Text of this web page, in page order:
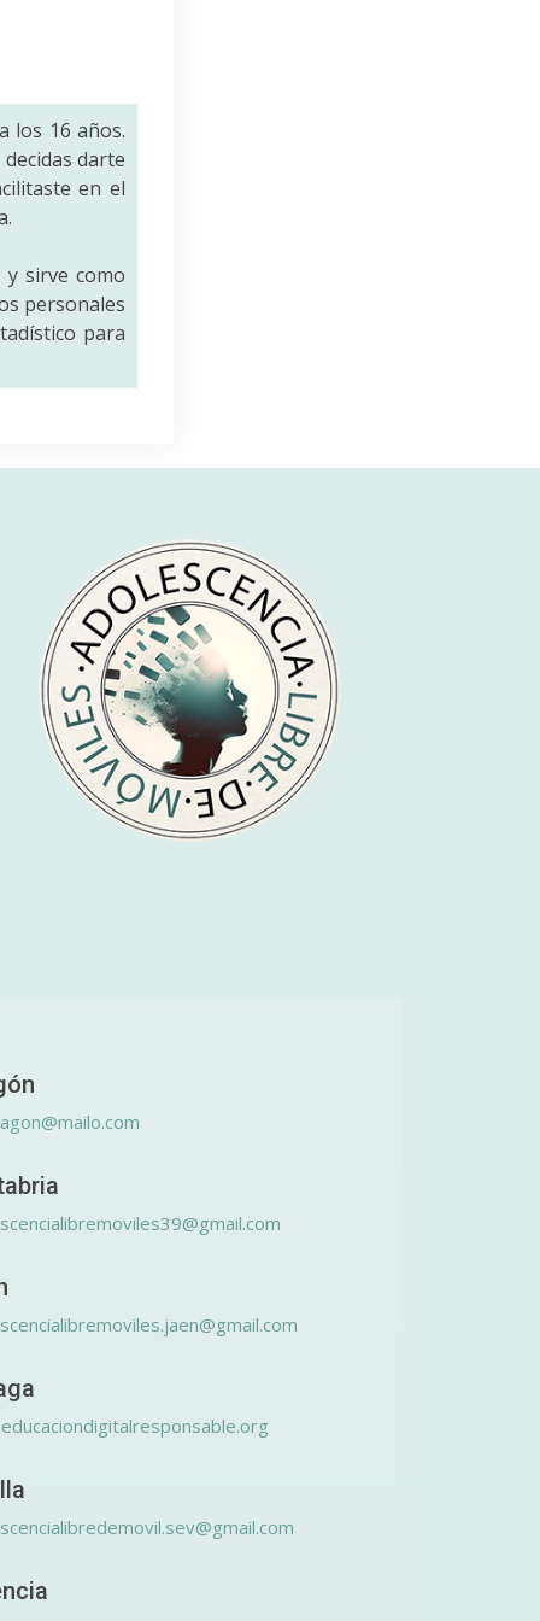
los 16 años.
darte
en el
y sirve como
personales
para